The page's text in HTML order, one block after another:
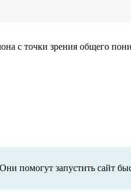
с точки зрения общего
помогут запустить сайт